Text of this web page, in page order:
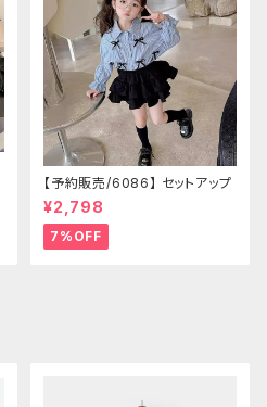
【予約販売/6086】 セットアップ
¥2,798
7%OFF